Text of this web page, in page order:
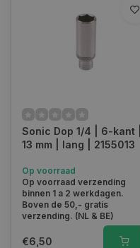
Sonic Dop 1/4 | 6-kant |
13 mm | lang | 2155013
Op voorraad
Op voorraad verzending
binnen 1 a 2 werkdagen.
Boven de 50,- gratis
verzending. (NL & BE)
€6,50